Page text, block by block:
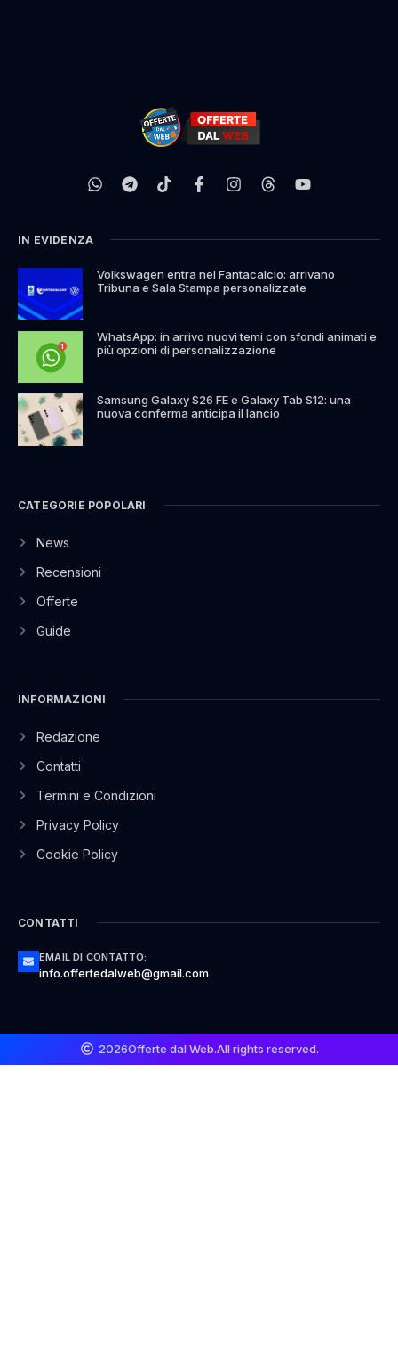
IN EVIDENZA
Volkswagen entra nel Fantacalcio: arrivano
Tribuna e Sala Stampa personalizzate
WhatsApp: in arrivo nuovi temi con sfondi animati e
più opzioni di personalizzazione
Samsung Galaxy S26 FE e Galaxy Tab S12: una
nuova conferma anticipa il lancio
CATEGORIE POPOLARI
News
Recensioni
Offerte
Guide
INFORMAZIONI
Redazione
Contatti
Termini e Condizioni
Privacy Policy
Cookie Policy
CONTATTI
EMAIL DI CONTATTO:
info.offertedalweb@gmail.com
2026Offerte dal Web.All rights reserved.